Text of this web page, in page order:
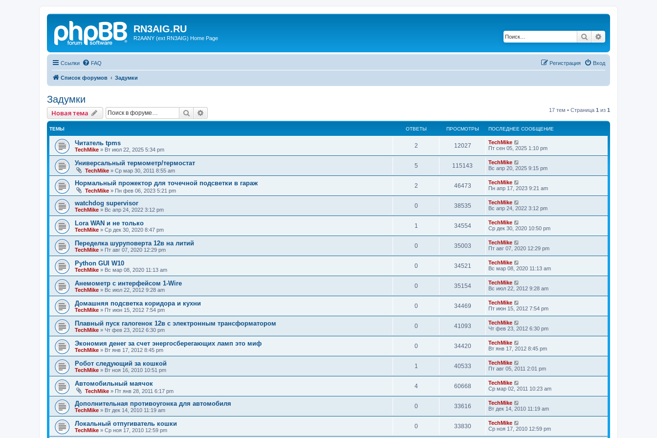
RN3AIG.RU
R2AANY (ext RN3AIG) Home Page Поиск
Ссылки FAQ Вход
Регистрация
Список форумов Задумки
Задумки
Новая тема Поиск 17 тем • Страница 1 из 1
ТЕМЫ ОТВЕТЫ ПРОСМОТРЫ ПОСЛЕДНЕЕ СООБЩЕНИЕ
Читатель tpms
TechMike » Вт июл 22, 2025 5:34 pm
2 12027
TechMike
Пт сен 05, 2025 1:10 pm
Универсальный термометр/термостат
TechMike » Ср мар 30, 2011 8:55 am
5 115143
TechMike
Вс апр 20, 2025 9:15 pm
Нормальный прожектор для точечной подсветки в гараж
TechMike » Пн фев 06, 2023 5:21 pm
2 46473
TechMike
Пн апр 17, 2023 9:21 am
watchdog supervisor
TechMike » Вс апр 24, 2022 3:12 pm
0 38535
TechMike
Вс апр 24, 2022 3:12 pm
Lora WAN и не только
TechMike » Ср дек 30, 2020 8:47 pm
1 34554
TechMike
Ср дек 30, 2020 10:50 pm
Переделка шуруповерта 12в на литий
TechMike » Пт авг 07, 2020 12:29 pm
0 35003
TechMike
Пт авг 07, 2020 12:29 pm
Python GUI W10
TechMike » Вс мар 08, 2020 11:13 am
0 34521
TechMike
Вс мар 08, 2020 11:13 am
Анемометр с интерфейсом 1-Wire
TechMike » Вс июл 22, 2012 9:28 am
0 35154
TechMike
Вс июл 22, 2012 9:28 am
Домашняя подсветка коридора и кухни
TechMike » Пт июн 15, 2012 7:54 pm
0 34469
TechMike
Пт июн 15, 2012 7:54 pm
Плавный пуск галогенок 12в с электронным трансформатором
TechMike » Чт фев 23, 2012 6:30 pm
0 41093
TechMike
Чт фев 23, 2012 6:30 pm
Экономия денег за счет энергосберегающих ламп это миф
TechMike » Вт янв 17, 2012 8:45 pm
0 34420
TechMike
Вт янв 17, 2012 8:45 pm
Робот следующий за кошкой
TechMike » Вт ноя 16, 2010 10:51 pm
1 40533
TechMike
Пт авг 05, 2011 2:01 pm
Автомобильный маячок
TechMike » Пт янв 28, 2011 6:17 pm
4 60668
TechMike
Ср мар 02, 2011 10:23 am
Дополнительная противоугонка для автомобиля
TechMike » Вт дек 14, 2010 11:19 am
0 33616
TechMike
Вт дек 14, 2010 11:19 am
Локальный отпугиватель кошки
TechMike » Ср ноя 17, 2010 12:59 pm
0 33830
TechMike
Ср ноя 17, 2010 12:59 pm